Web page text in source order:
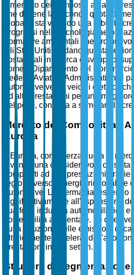
Il mercato dei compositi ad alte
che detiene la seconda quota di
globale, sta vivendo una robusta
progressi nella tecnologia
normative ambientali che
Gli Stati Uniti guidano questa
sostanziali in ricerca e sviluppo,
come il Dipartimento del
Federal Aviation Administration. Il
automotive verso veicoli elettrici,
ad alte prestazioni per una
del peso, continua a stimolare la
Mercato dei Compositi ad
Europa
L'Europa, con la terza quota di
vivendo una considerevole crescita
compositi ad alte prestazioni
regione verso l'energia rinnovabile
automotive. La Germania, essendo
significativamente all'espansione
sua forte industria automobilistica e
sostenibilità ambientale. Le
sulla riduzione delle emissioni di
ulteriormente accelerando
prestazioni in vari settori.
Struttura di Segmentazione